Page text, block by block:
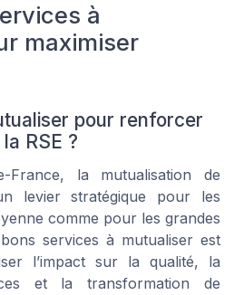
à
maximiser
pour renforcer
RSE ?
la mutualisation de
levier stratégique pour les
comme pour les grandes
services à mutualiser est
l’impact sur la qualité, la
et la transformation de